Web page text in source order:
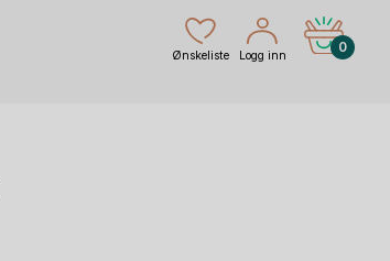
Ønskeliste Logg inn
0